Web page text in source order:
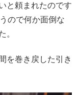
と頼まれたのです
ので何か面倒な
。
を巻き戻した引き